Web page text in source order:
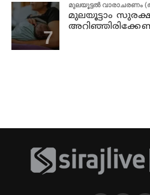
മുലയൂട്ടൽ വാരാചരണം
മുലയൂട്ടാം